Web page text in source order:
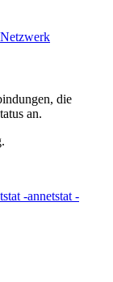
Netzwerk
die
an.
-annetstat -